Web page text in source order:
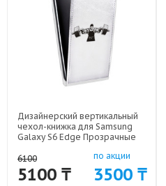
Дизайнерский вертикальный
чехол-книжка для Samsung
Galaxy S6 Edge Прозрачные
18326
6100
5100 ₸
по акции
3500 ₸